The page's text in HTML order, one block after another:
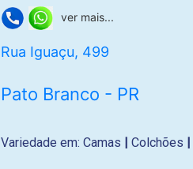
ver mais...
Rua Iguaçu, 499
Pato Branco - PR
Variedade em: Camas | Colchões |